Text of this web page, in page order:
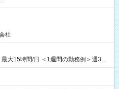
社
大15時間/日 ＜1週間の勤務例＞週3回
木・土・日 好きな時にお仕事